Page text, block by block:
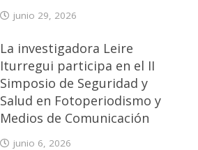
junio 29, 2026
La investigadora Leire
Iturregui participa en el II
Simposio de Seguridad y
Salud en Fotoperiodismo y
Medios de Comunicación
junio 6, 2026